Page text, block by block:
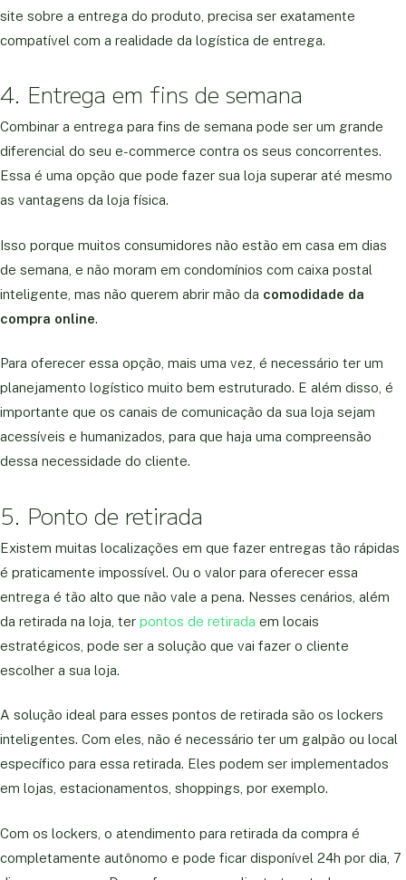
site sobre a entrega do produto, precisa ser exatamente
compatível com a realidade da logística de entrega.
4. Entrega em fins de semana
Combinar a entrega para fins de semana pode ser um grande
diferencial do seu e-commerce contra os seus concorrentes.
Essa é uma opção que pode fazer sua loja superar até mesmo
as vantagens da loja física.
Isso porque muitos consumidores não estão em casa em dias
de semana, e não moram em condomínios com caixa postal
inteligente, mas não querem abrir mão da comodidade da
compra online.
Para oferecer essa opção, mais uma vez, é necessário ter um
planejamento logístico muito bem estruturado. E além disso, é
importante que os canais de comunicação da sua loja sejam
acessíveis e humanizados, para que haja uma compreensão
dessa necessidade do cliente.
5. Ponto de retirada
Existem muitas localizações em que fazer entregas tão rápidas
é praticamente impossível. Ou o valor para oferecer essa
entrega é tão alto que não vale a pena. Nesses cenários, além
da retirada na loja, terpontos de retirada em locais
estratégicos, pode ser a solução que vai fazer o cliente
escolher a sua loja.
A solução ideal para esses pontos de retirada são os lockers
inteligentes. Com eles, não é necessário ter um galpão ou local
específico para essa retirada. Eles podem ser implementados
em lojas, estacionamentos, shoppings, por exemplo.
Com os lockers, o atendimento para retirada da compra é
completamente autônomo e pode ficar disponível 24h por dia, 7